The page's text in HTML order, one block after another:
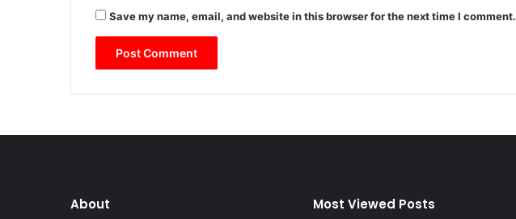
Save my name, email, and website in this browser for the next time I comment.
About Most Viewed Posts